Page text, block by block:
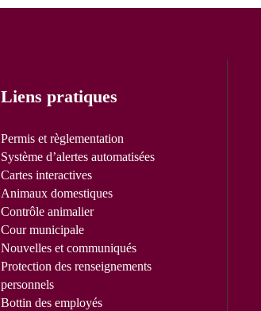
Liens pratiques
Permis et règlementation
Système d’alertes automatisées
Cartes interactives
Animaux domestiques
Contrôle animalier
Cour municipale
Nouvelles et communiqués
Protection des renseignements
personnels
Bottin des employés